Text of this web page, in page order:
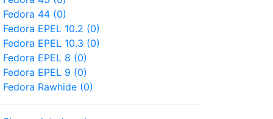
Fedora 44 (0)
Fedora EPEL 10.2 (0)
Fedora EPEL 10.3 (0)
Fedora EPEL 8 (0)
Fedora EPEL 9 (0)
Fedora Rawhide (0)